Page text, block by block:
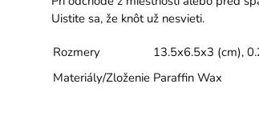
Uistite sa, že knôt už nesvieti.
Rozmery 13.5x6.5x3 (cm),
Materiály/Zloženie Paraffin Wax